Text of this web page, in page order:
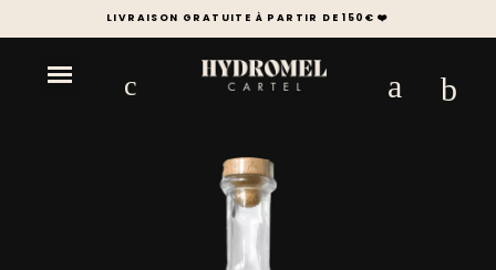
LIVRAISON GRATUITE À PARTIR DE 150€ ❤️